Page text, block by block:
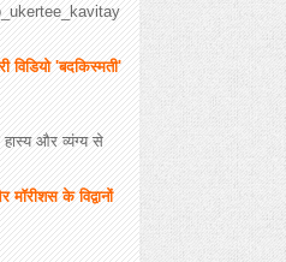
विडियो 'बदकिस्मती'
हास्य और व्यंग्य से
के विद्वानों